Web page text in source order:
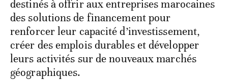
destinés à offrir aux entreprises marocaines
des solutions de financement pour
renforcer leur capacité d’investissement,
créer des emplois durables et développer
leurs activités sur de nouveaux marchés
géographiques.